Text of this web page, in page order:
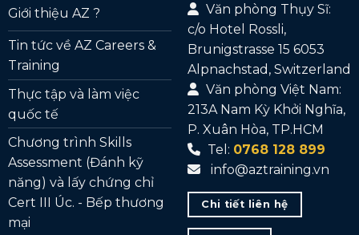
Giới thiệu AZ ?
Tin tức về AZ Careers &
Training
Thực tập và làm việc
quốc tế
Chương trình Skills
Assessment (Đánh kỹ
năng) và lấy chứng chỉ
Cert III Úc. - Bếp thương
mại
Văn phòng Thụy Sĩ:
c/o Hotel Rossli,
Brunigstrasse 15 6053
Alpnachstad, Switzerland
Văn phòng Việt Nam:
213A Nam Kỳ Khởi Nghĩa,
P. Xuân Hòa, TP.HCM
Tel: 0768 128 899
info@aztraining.vn
Chi tiết liên hệ